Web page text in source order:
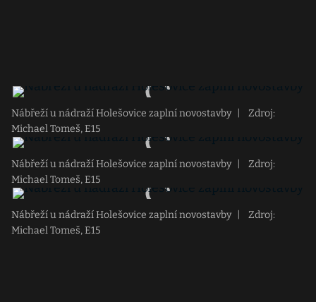
Nábřeží u nádraží Holešovice zaplní novostavby
Zdroj:
Michael Tomeš, E15
Nábřeží u nádraží Holešovice zaplní novostavby
Zdroj:
Michael Tomeš, E15
Nábřeží u nádraží Holešovice zaplní novostavby
Zdroj:
Michael Tomeš, E15